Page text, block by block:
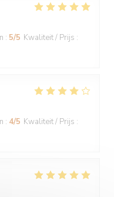
: 5/5 Kwaliteit / Prijs :
: 4/5 Kwaliteit / Prijs :